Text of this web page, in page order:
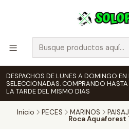
DESPACHOS DE LUNES A DOMINGO
SELECCIONADAS. COMPRANDO HASTA
LA TARDE DEL MISMO DIAS
Inicio PECES MARINOS
Roca Aquaforest